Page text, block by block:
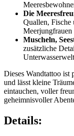
Die
Quallen, Fische
Muscheln,
zusätzliche
Dieses Wandtattoo
und lässt kleine
eintauchen, voller
geheimnisvoller
Details: